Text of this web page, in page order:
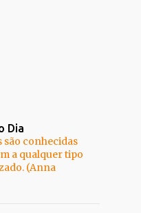
Dia
são conhecidas
a qualquer tipo
(Anna